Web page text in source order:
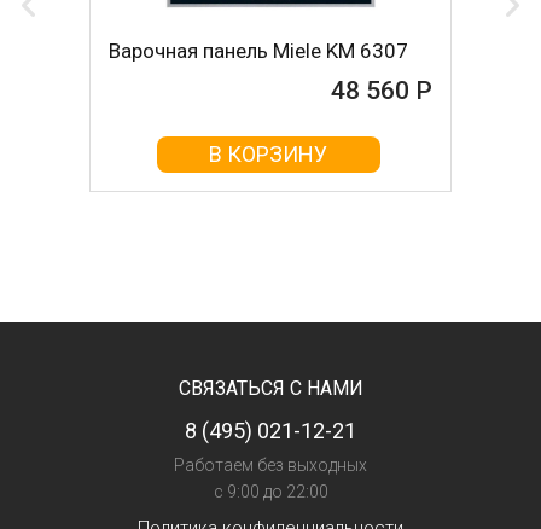
Варочная панель Miele KM 6307
48 560 Р
В КОРЗИНУ
СВЯЗАТЬСЯ С НАМИ
8 (495) 021-12-21
Работаем без выходных
с 9:00 до 22:00